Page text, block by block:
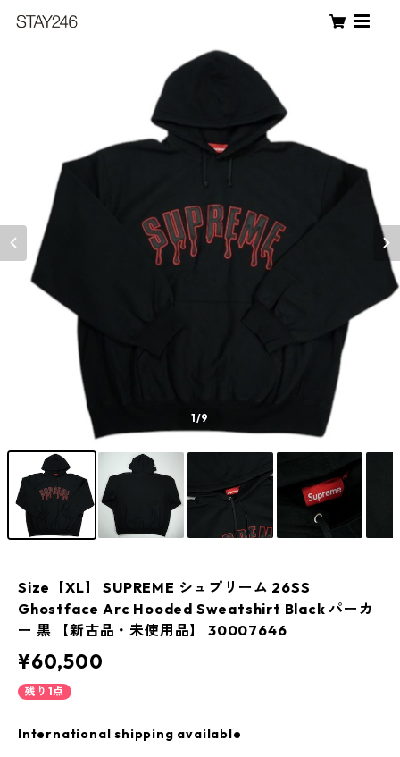
1/9
Size【XL】 SUPREME シュプリーム 26SS
Ghostface Arc Hooded Sweatshirt Black パーカ
ー 黒 【新古品・未使用品】 30007646
¥60,500
残り1点
International shipping available